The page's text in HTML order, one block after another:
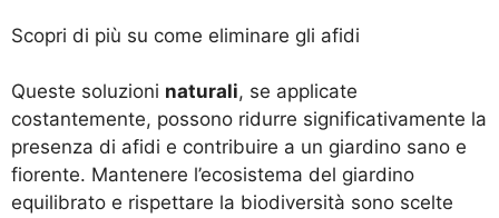
Scopri di più su come eliminare gli afidi
Queste soluzioni naturali, se applicate
costantemente, possono ridurre significativamente la
presenza di afidi e contribuire a un giardino sano e
fiorente. Mantenere l’ecosistema del giardino
equilibrato e rispettare la biodiversità sono scelte